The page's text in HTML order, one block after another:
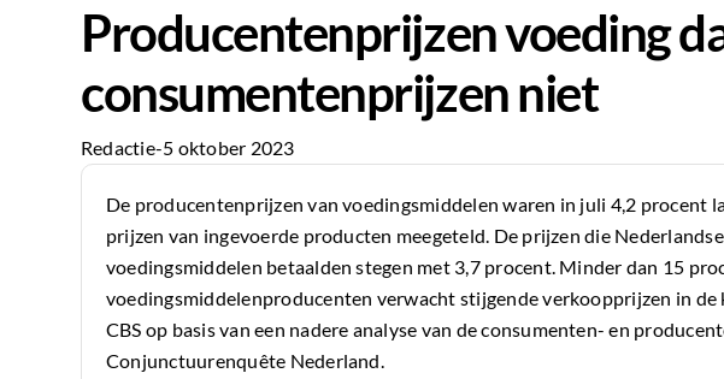
Producentenprijzen voeding
consumentenprijzen niet
Redactie-5 oktober 2023
De producentenprijzen van voedingsmiddelen waren in juli 4,2 procent
prijzen van ingevoerde producten meegeteld. De prijzen die
voedingsmiddelen betaalden stegen met 3,7 procent. Minder dan 15
voedingsmiddelenproducenten verwacht stijgende verkoopprijzen in de
CBS op basis van een nadere analyse van de consumenten- en
Conjunctuurenquête Nederland.